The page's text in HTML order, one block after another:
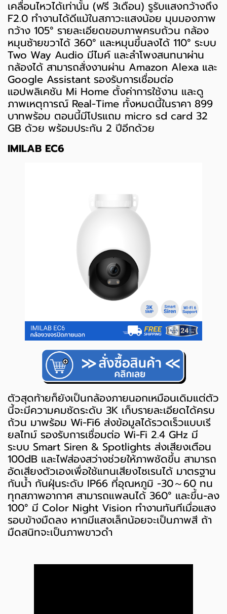
เคลื่อนไหวได้เท่านั้น (ฟรี 3เดือน) รูรับแสงกว้างถึง
F2.0 ทำงานได้ดีแม้ในสภาวะแสงน้อย มุมมองภาพ
กว้าง 105° รายละเอียดขอบภาพครบถ้วน กล้อง
หมุนซ้ายขวาได้ 360° และหมุนขึ้นลงได้ 110° ระบบ
Two Way Audio มีไมค์ และลำโพงสนทนาผ่าน
กล้องได้ สามารถสั่งงานผ่าน Amazon Alexa และ
Google Assistant รองรับการเชื่อมต่อ
แอปพลิเคชัน Mi Home ตั้งค่าการใช้งาน และดู
ภาพเหตุการณ์ Real-Time ทั้งหมดนี้ในราคา 899
บาทพร้อม ตอนนี้มีโปรแถม micro sd card 32
GB ด้วย พร้อมประกัน 2 ปีอีกด้วย
IMILAB EC6
ตัวสุดท้ายก็ยังเป็นกล้องภายนอกเหมือนเดิมแต่ตัว
นี้จะมีความคมชัดระดับ 3K เก็บรายละเอียดได้ครบ
ถ้วน มาพร้อม Wi-Fi6 ส่งข้อมูลได้รวดเร็วแบบเรี
ยลไทม์ รองรับการเชื่อมต่อ Wi-Fi 2.4 GHz มี
ระบบ Smart Siren & Spotlights ส่งเสียงเตือน
100dB และไฟส่องสว่างช่วยให้ภาพชัดขึ้น สามารถ
อัดเสียงตัวเองเพื่อใช้แทนเสียงไซเรนได้ มาตรฐาน
กันน้ำ กันฝุ่นระดับ IP66 ที่อุณหภูมิ -30～60 ทน
ทุกสภาพอากาศ สามารถแพลนได้ 360° และขึ้น-ลง
100° มี Color Night Vision ทำงานทันทีเมื่อแสง
รอบข้างมืดลง หากมีแสงเล็กน้อยจะเป็นภาพสี ถ้า
มืดสนิทจะเป็นภาพขาวดำ